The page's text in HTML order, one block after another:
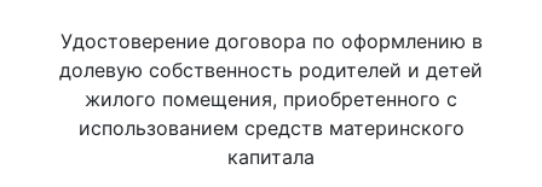
Удостоверение договора по оформлению в
долевую собственность родителей и детей
жилого помещения, приобретенного с
использованием средств материнского
капитала